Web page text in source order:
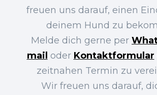
freuen uns darauf, einen
deinem Hund zu
Melde dich gerne per
mail oder Kontaktformular
zeitnahen Termin zu
Wir freuen uns darauf,